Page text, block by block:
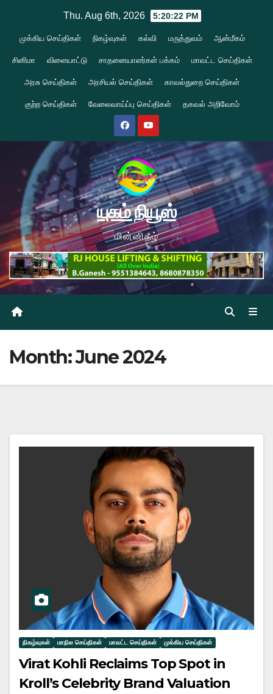
content
Thu. Aug 6th, 2026 5:20:24 PM
முக்கிய செய்திகள் நிகழ்வுகள் கல்வி மருத்துவம் ஆன்மீகம்
சினிமா விளையாட்டு சாதனையாளர்கள் பக்கம் மாவட்ட செய்திகள்
அரசு செய்திகள் அரசியல் செய்திகள் காவல்துறை செய்திகள்
குற்ற செய்திகள் வேலைவாய்ப்பு செய்திகள் தகவல் அறிவோம்
யுகம் நியூஸ்
மின்னிதழ்
Month:June 2024
நிகழ்வுகள் மாநில செய்திகள் மாவட்ட செய்திகள் முக்கிய செய்திகள்
Virat Kohli Reclaims Top Spot in
Kroll’s Celebrity Brand Valuation